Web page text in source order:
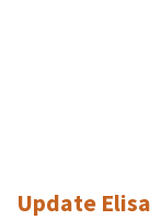
Update